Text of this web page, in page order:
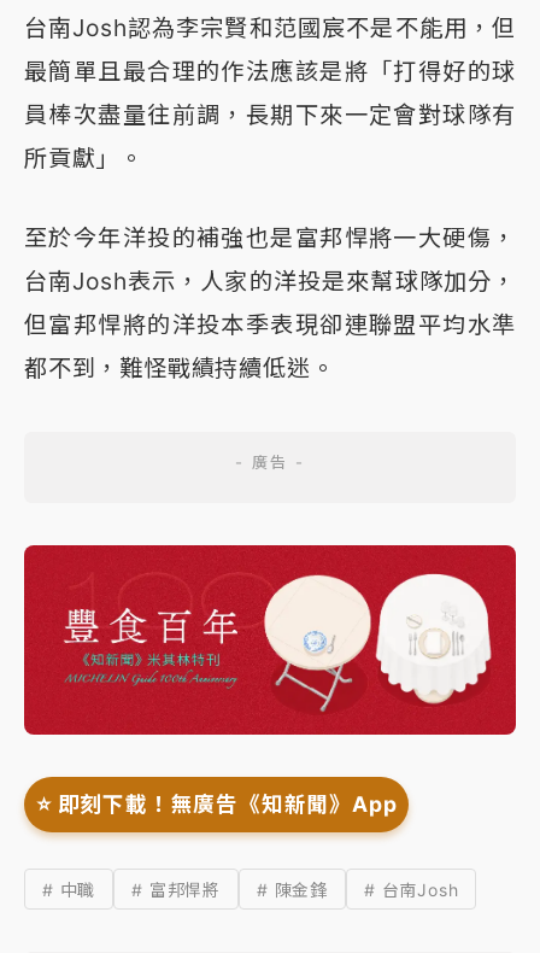
台南Josh認為李宗賢和范國宸不是不能用，但
最簡單且最合理的作法應該是將「打得好的球
員棒次盡量往前調，長期下來一定會對球隊有
所貢獻」。
至於今年洋投的補強也是富邦悍將一大硬傷，
台南Josh表示，人家的洋投是來幫球隊加分，
但富邦悍將的洋投本季表現卻連聯盟平均水準
都不到，難怪戰績持續低迷。
⭐️ 即刻下載！無廣告《知新聞》App
# 中職 # 富邦悍將 # 陳金鋒 # 台南Josh